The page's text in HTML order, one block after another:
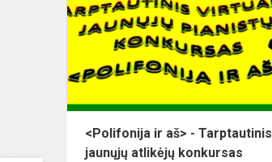
<Polifonija ir aš> - Tarptautinis
jaunųjų atlikėjų konkursas